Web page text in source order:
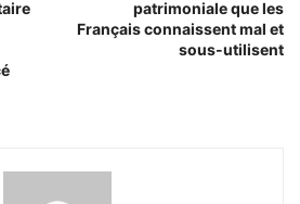
patrimoniale que les
Français connaissent mal et
sous-utilisent